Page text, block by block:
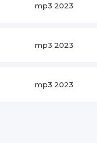
mp3 2023
mp3 2023
mp3 2023